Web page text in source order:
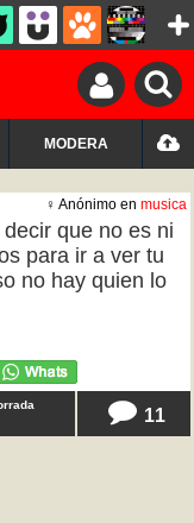
MODERA
♀ Anónimo en musica
que no es ni
para ir a ver tu
no hay quien lo
11